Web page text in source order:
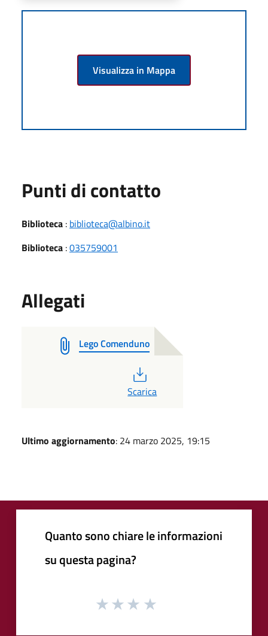
Visualizza in Mappa
Punti di contatto
Biblioteca : biblioteca@albino.it
Biblioteca :035759001
Allegati
Lego Comenduno
Scarica
Ultimo aggiornamento: 24 marzo 2025, 19:15
Quanto sono chiare le informazioni
su questa pagina?